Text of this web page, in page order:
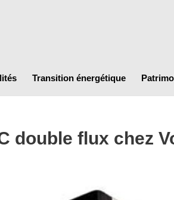
Transition énergétique
double flux chez